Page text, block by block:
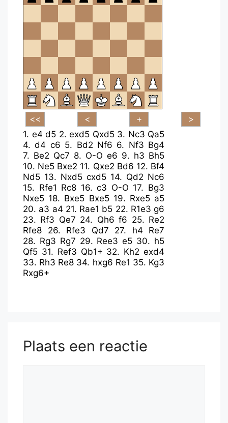
1. e4 d5 2. exd5 Qxd5 3. Nc3 Qa5
4.d4 c6 5. Bd2 Nf6 6. Nf3 Bg4
7. Be2 Qc7 8. O-O e6 9. h3 Bh5
10. Ne5 Bxe2 11. Qxe2 Bd6 12. Bf4
Nd5 13. Nxd5 cxd5 14. Qd2 Nc6
15. Rfe1 Rc8 16.c3 O-O 17. Bg3
Nxe5 18. Bxe5 Bxe5 19. Rxe5 a5
20. a3 a4 21. Rae1 b5 22. R1e3 g6
23. Rf3 Qe7 24. Qh6 f6 25. Re2
Rfe8
26. Rfe3 Qd7 27. h4
Re7
28. Rg3 Rg7 29. Ree3 e5 30. h5
Qf5 31. Ref3 Qb1+ 32. Kh2 exd4
33. Rh3 Re8 34. hxg6 Re1 35. Kg3
Rxg6+
Plaats een reactie